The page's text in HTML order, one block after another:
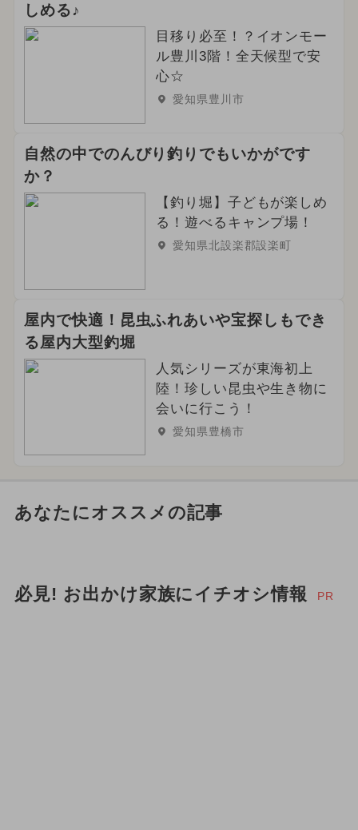
しめる♪
目移り必至！？イオンモー
ル豊川3階！全天候型で安
心☆
愛知県豊川市
自然の中でのんびり釣りでもいかがです
か？
【釣り堀】子どもが楽しめ
る！遊べるキャンプ場！
愛知県北設楽郡設楽町
屋内で快適！昆虫ふれあいや宝探しもでき
る屋内大型釣堀
人気シリーズが東海初上
陸！珍しい昆虫や生き物に
会いに行こう！
愛知県豊橋市
あなたにオススメの記事
必見! お出かけ家族にイチオシ情報 PR